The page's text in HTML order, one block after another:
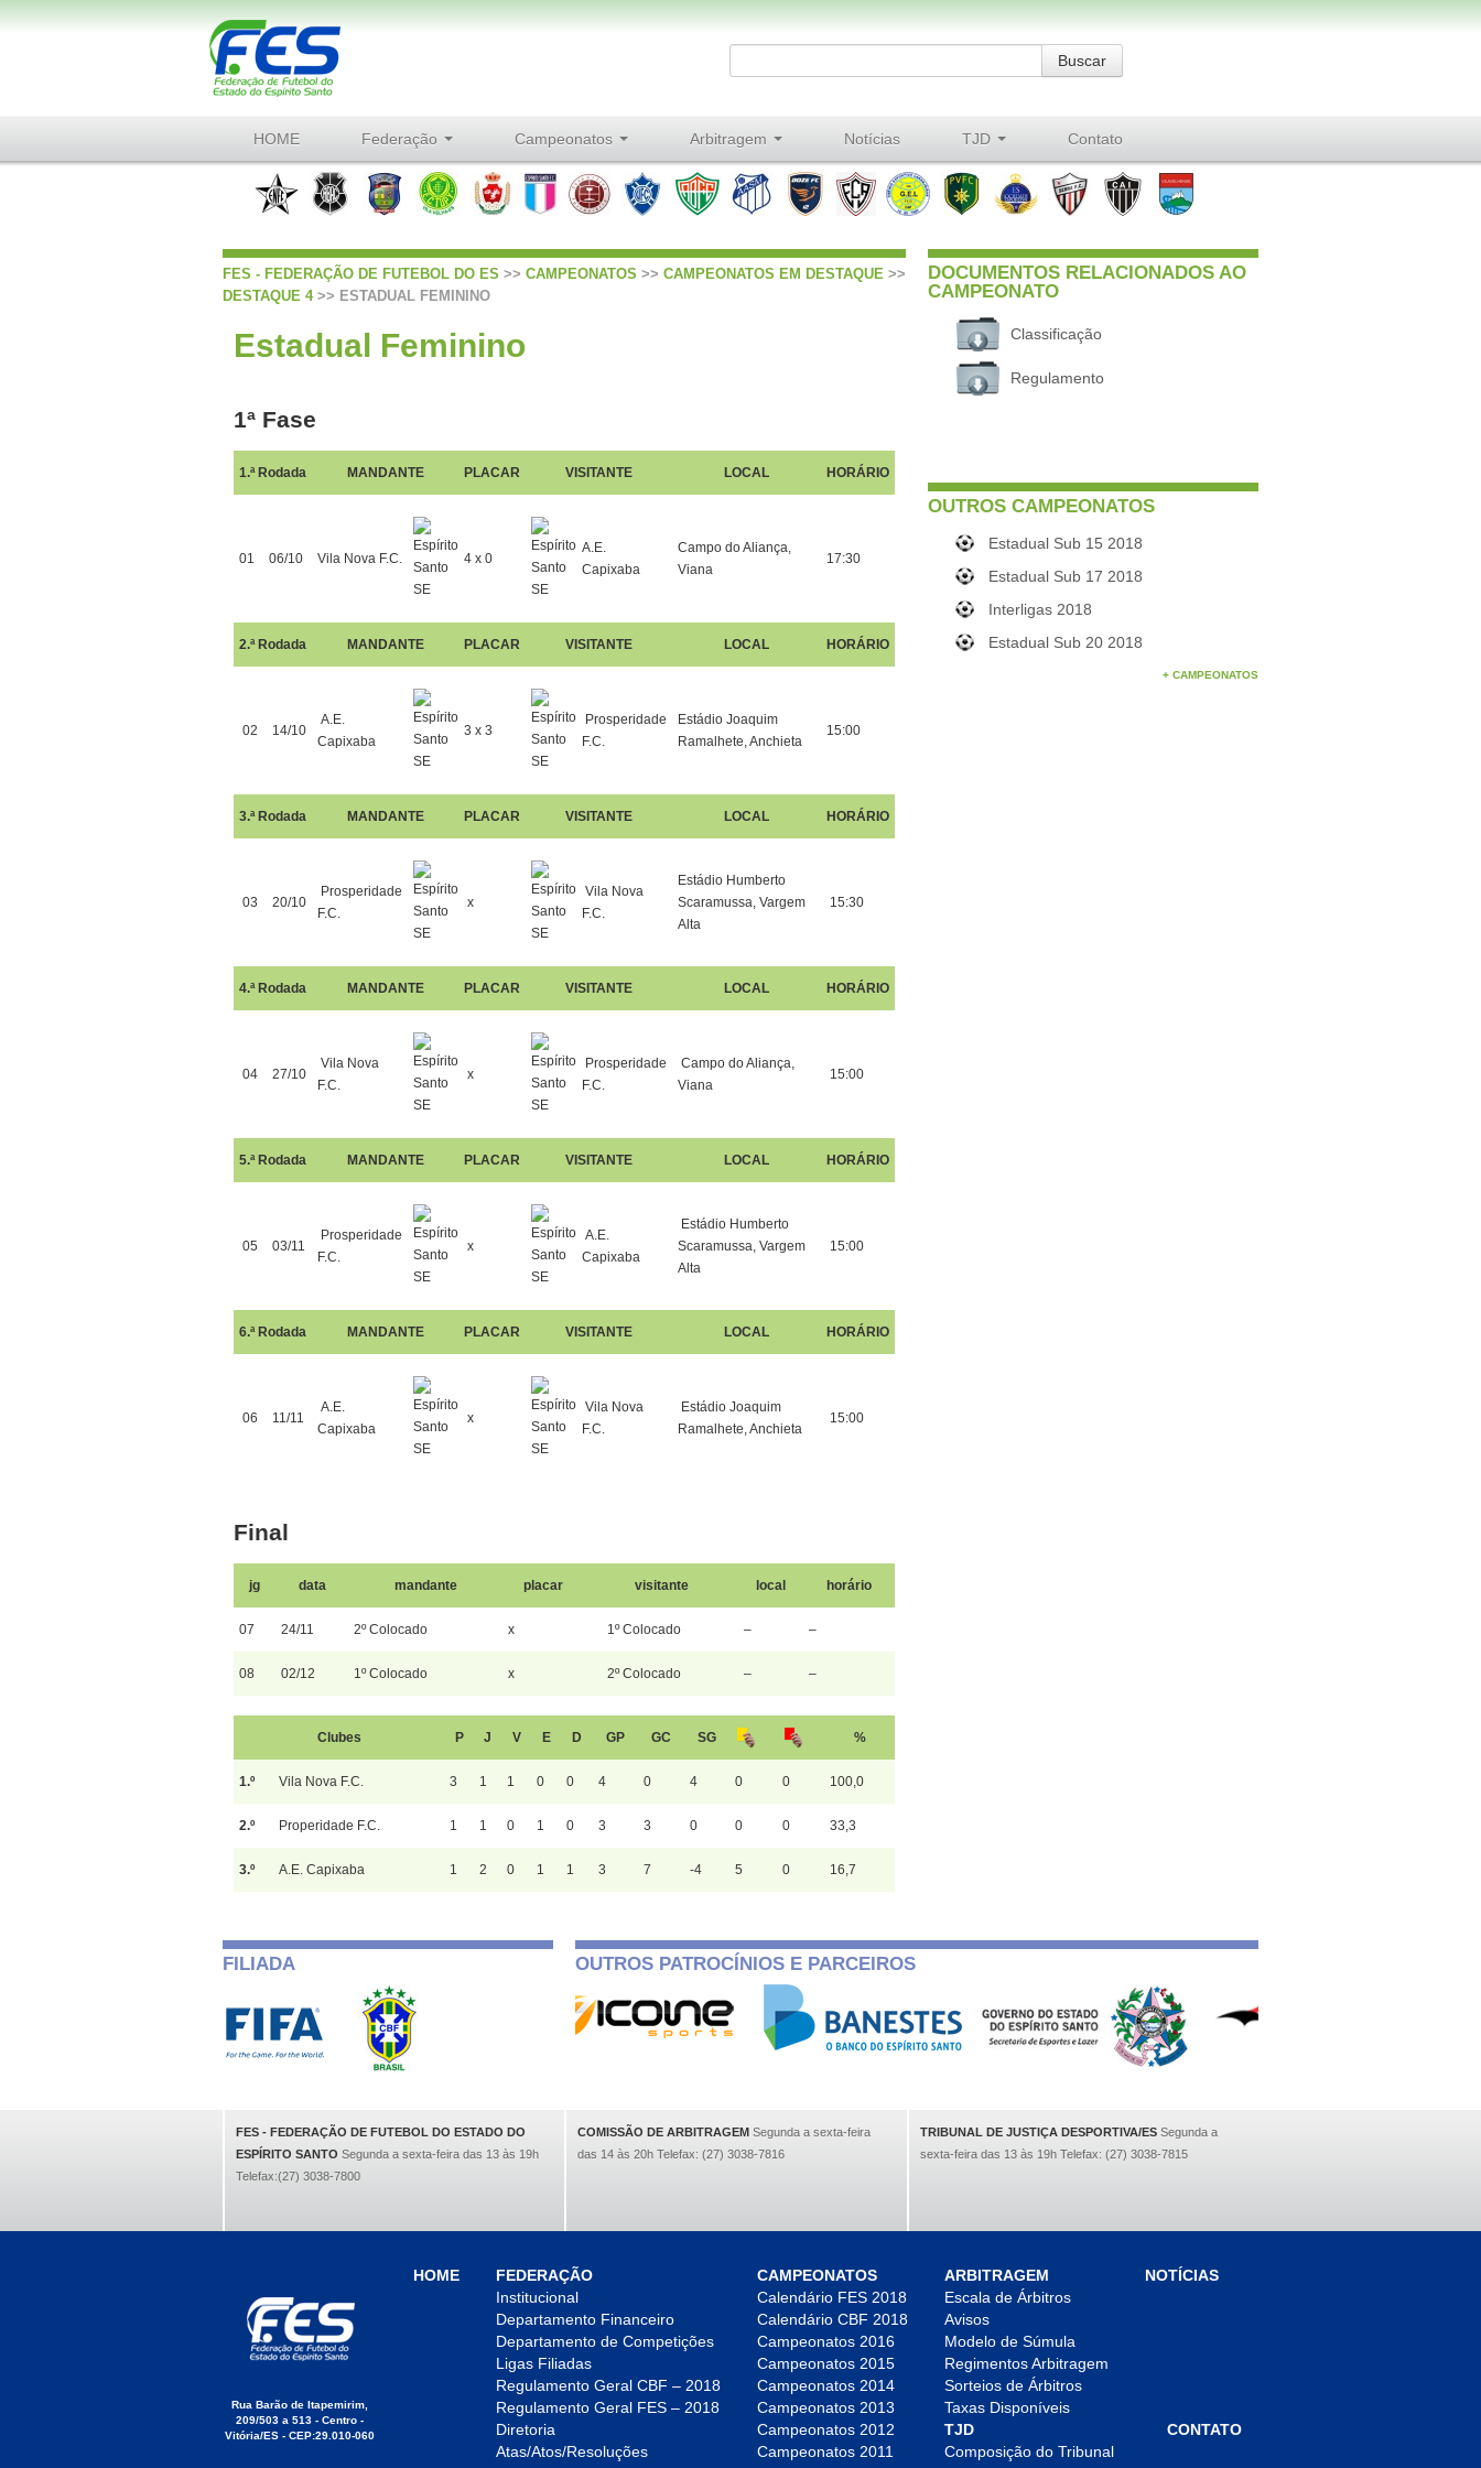
HOME Federação Campeonatos Arbitragem Notícias TJD Contato
FES - FEDERAÇÃO DE FUTEBOL DO ES >> CAMPEONATOS >> CAMPEONATOS EM DESTAQUE >>
DESTAQUE 4>> ESTADUAL FEMININO
Estadual Feminino
1ª Fase
1.ª Rodada MANDANTE PLACAR VISITANTE LOCAL HORÁRIO
01 06/10 Vila Nova F.C. 4 x 0
A.E.
Capixaba
Campo do Aliança,
Viana
17:30
2.ª Rodada MANDANTE PLACAR VISITANTE LOCAL HORÁRIO
02 14/10
A.E.
Capixaba
3 x 3
Prosperidade
F.C.
Estádio Joaquim
Ramalhete, Anchieta
15:00
3.ª Rodada MANDANTE PLACAR VISITANTE LOCAL HORÁRIO
03 20/10
Prosperidade
F.C.
x
Vila Nova
F.C.
Estádio Humberto
Scaramussa, Vargem
Alta
15:30
4.ª Rodada MANDANTE PLACAR VISITANTE LOCAL HORÁRIO
04 27/10
Vila Nova
F.C.
x
Prosperidade
F.C.
Campo do Aliança,
Viana
15:00
5.ª Rodada MANDANTE PLACAR VISITANTE LOCAL HORÁRIO
05 03/11
Prosperidade
F.C.
x
A.E.
Capixaba
Estádio Humberto
Scaramussa, Vargem
Alta
15:00
6.ª Rodada MANDANTE PLACAR VISITANTE LOCAL HORÁRIO
06 11/11
A.E.
Capixaba
x
Vila Nova
F.C.
Estádio Joaquim
Ramalhete, Anchieta
15:00
Final
jg data mandante placar visitante local horário
07 24/11 2º Colocado x 1º Colocado – –
08 02/12 1º Colocado x 2º Colocado – –
Clubes P J V E D GP GC SG %
1.º Vila Nova F.C. 3 1 1 0 0 4 0 4 0 0 100,0
2.º Properidade F.C. 1 1 0 1 0 3 3 0 0 0 33,3
3.º A.E. Capixaba 1 2 0 1 1 3 7 -4 5 0 16,7
DOCUMENTOS RELACIONADOS AO
CAMPEONATO
Classificação
Regulamento
OUTROS CAMPEONATOS
Estadual Sub 15 2018
Estadual Sub 17 2018
Interligas 2018
Estadual Sub 20 2018
+ CAMPEONATOS
FILIADA OUTROS PATROCÍNIOS E PARCEIROS
FES - FEDERAÇÃO DE FUTEBOL DO ESTADO DO
ESPÍRITO SANTO Segunda a sexta-feira das 13 às 19h
Telefax:(27) 3038-7800
COMISSÃO DE ARBITRAGEM Segunda a sexta-feira
das 14 às 20h Telefax: (27) 3038-7816
TRIBUNAL DE JUSTIÇA DESPORTIVA/ESSegunda a
sexta-feira das 13 às 19h Telefax: (27) 3038-7815
Rua Barão de Itapemirim,
209/503 a 513 - Centro -
Vitória/ES - CEP:29.010-060
HOME
FEDERAÇÃO
Institucional
Departamento Financeiro
Departamento de Competições
Ligas Filiadas
Regulamento Geral CBF – 2018
Regulamento Geral FES – 2018
Diretoria
Atas/Atos/Resoluções
CAMPEONATOS
Calendário FES 2018
Calendário CBF 2018
Campeonatos 2016
Campeonatos 2015
Campeonatos 2014
Campeonatos 2013
Campeonatos 2012
Campeonatos 2011
ARBITRAGEM
Escala de Árbitros
Avisos
Modelo de Súmula
Regimentos Arbitragem
Sorteios de Árbitros
Taxas Disponíveis
NOTÍCIAS
TJD
Composição do Tribunal
CONTATO